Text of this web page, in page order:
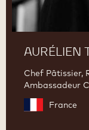
AURÉLIEN
Chef Pâtissier,
Ambassadeur
France